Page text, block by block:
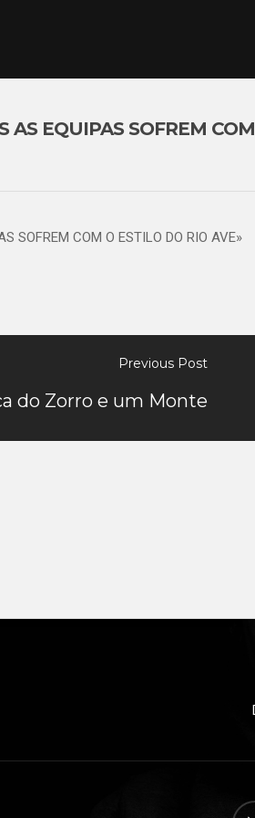
AS EQUIPAS SOFREM
SOFREM COM O ESTILO DO RIO AVE»
Previous Post
do Zorro e um Monte